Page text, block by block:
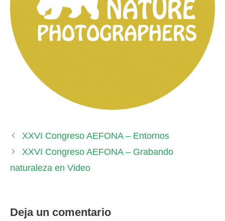
XXVI Congreso AEFONA – Entornos
XXVI Congreso AEFONA – Grabando
naturaleza en Video
Deja un comentario